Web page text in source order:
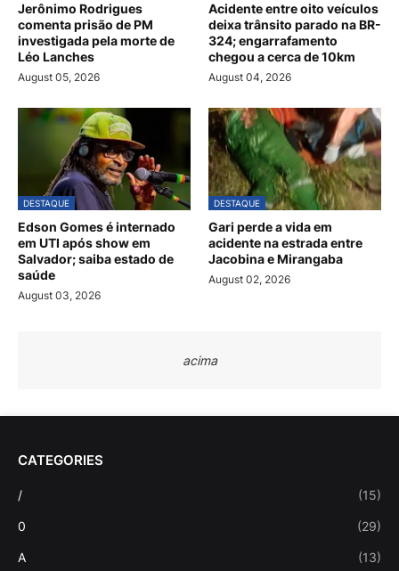
Jerônimo Rodrigues
comenta prisão de PM
investigada pela morte de
Léo Lanches
August 05, 2026
Acidente entre oito veículos
deixa trânsito parado na BR-
324; engarrafamento
chegou a cerca de 10km
August 04, 2026
DESTAQUE
Edson Gomes é internado
em UTI após show em
Salvador; saiba estado de
saúde
August 03, 2026
DESTAQUE
Gari perde a vida em
acidente na estrada entre
Jacobina e Mirangaba
August 02, 2026
acima
CATEGORIES
/ (15)
0 (29)
A (13)